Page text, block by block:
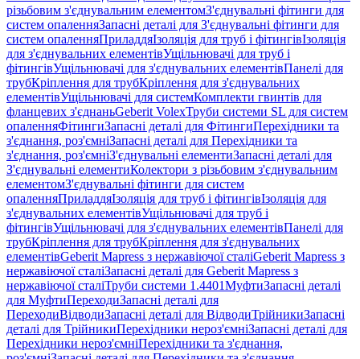
різьбовим з'єднувальним елементомЗ'єднувальні фітинги для
систем опаленняЗапасні деталі для З'єднувальні фітинги для
систем опаленняПриладдяІзоляція для труб і фітингівІзоляція
для з'єднувальних елементівУщільнювачі для труб і
фітингівУщільнювачі для з'єднувальних елементівПанелі для
трубКріплення для трубКріплення для з'єднувальних
елементівУщільнювачі для системКомплекти гвинтів для
фланцевих з'єднаньGeberit VolexТруби системи SL для систем
опаленняФітингиЗапасні деталі для ФітингиПерехідники та
з'єднання, роз'ємніЗапасні деталі для Перехідники та
з'єднання, роз'ємніЗ'єднувальні елементиЗапасні деталі для
З'єднувальні елементиКолектори з різьбовим з'єднувальним
елементомЗ'єднувальні фітинги для систем
опаленняПриладдяІзоляція для труб і фітингівІзоляція для
з'єднувальних елементівУщільнювачі для труб і
фітингівУщільнювачі для з'єднувальних елементівПанелі для
трубКріплення для трубКріплення для з'єднувальних
елементівGeberit Mapress з нержавіючої сталіGeberit Mapress з
нержавіючої сталіЗапасні деталі для Geberit Mapress з
нержавіючої сталіТруби системи 1.4401МуфтиЗапасні деталі
для МуфтиПереходиЗапасні деталі для
ПереходиВідводиЗапасні деталі для ВідводиТрійникиЗапасні
деталі для ТрійникиПерехідники нероз'ємніЗапасні деталі для
Перехідники нероз'ємніПерехідники та з'єднання,